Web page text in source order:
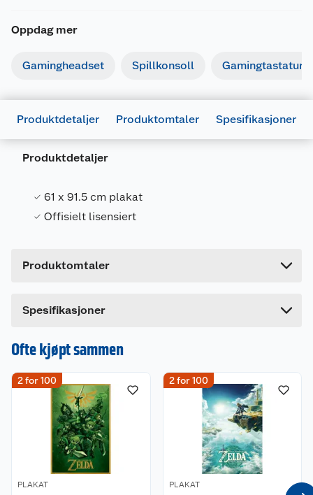
Oppdag mer
Gamingheadset Spillkonsoll Gamingtastatur
Produktdetaljer Produktomtaler Spesifikasjoner
Produktdetaljer
61 x 91.5 cm plakat
Offisielt lisensiert
Produktomtaler
Dette produktet har ikke fått noen omtale ennå.
en omtale.
Spesifikasjoner
Generelt
Artikkelnummer
5050574341042
Leverandørens
Forpakningsmål
Ofte kjøpt sammen
2 for 100
PLAKAT
2 for 100
PLAKAT